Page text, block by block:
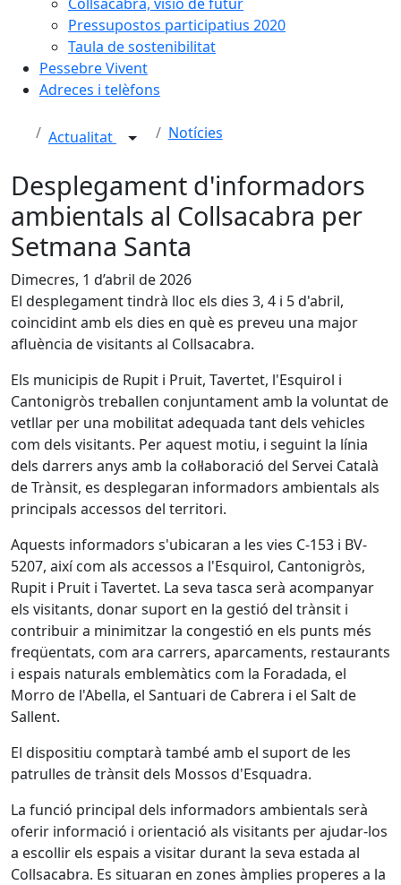
Pressupostos participatius 2020
Taula de sostenibilitat
Pessebre Vivent
Adreces i telèfons
Actualitat Notícies
Desplegament d'informadors
ambientals al Collsacabra per
Setmana Santa
Dimecres, 1 d’abril de 2026
El desplegament tindrà lloc els dies 3, 4 i 5 d'abril,
coincidint amb els dies en què es preveu una major
afluència de visitants al Collsacabra.
Els municipis de Rupit i Pruit, Tavertet, l'Esquirol i
Cantonigròs treballen conjuntament amb la voluntat de
vetllar per una mobilitat adequada tant dels vehicles
com dels visitants. Per aquest motiu, i seguint la línia
dels darrers anys amb la col·laboració del Servei Català
de Trànsit, es desplegaran informadors ambientals als
principals accessos del territori.
Aquests informadors s'ubicaran a les vies C-153 i BV-
5207, així com als accessos a l'Esquirol, Cantonigròs,
Rupit i Pruit i Tavertet. La seva tasca serà acompanyar
els visitants, donar suport en la gestió del trànsit i
contribuir a minimitzar la congestió en els punts més
freqüentats, com ara carrers, aparcaments, restaurants
i espais naturals emblemàtics com la Foradada, el
Morro de l'Abella, el Santuari de Cabrera i el Salt de
Sallent.
El dispositiu comptarà també amb el suport de les
patrulles de trànsit dels Mossos d'Esquadra.
La funció principal dels informadors ambientals serà
oferir informació i orientació als visitants per ajudar-los
a escollir els espais a visitar durant la seva estada al
Collsacabra. Es situaran en zones àmplies properes a la